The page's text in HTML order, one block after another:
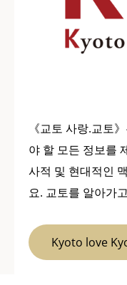
《교토 사랑.교토
야 할 모든 정보를
사적 및 현대적인
요. 교토를 알아가
Kyoto love